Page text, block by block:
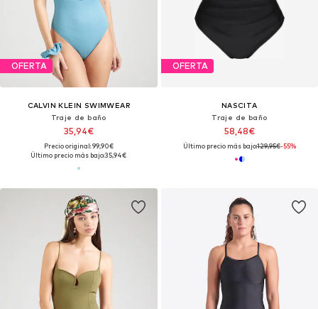
OFERTA
CALVIN KLEIN SWIMWEAR
Traje de baño
35,94€
Precio original: 99,90€
Último precio más bajo:35,94€
OFERTA
NASCITA
Traje de baño
58,48€
Último precio más bajo:129,95€-55%